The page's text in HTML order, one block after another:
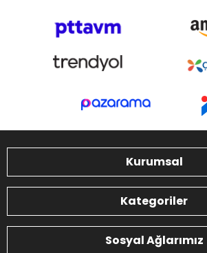
Kurumsal
Kategoriler
Sosyal Ağlarımız